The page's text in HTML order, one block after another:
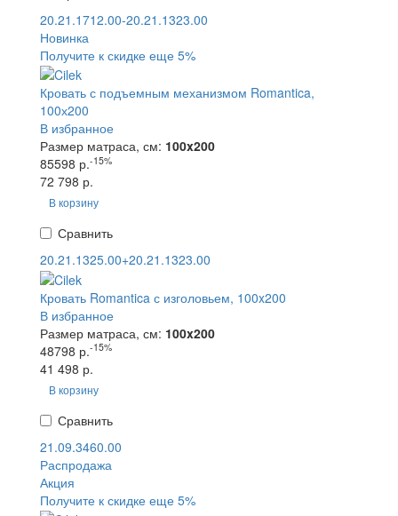
20.21.1712.00-20.21.1323.00
Новинка
Получите к скидке еще 5%
Кровать с подъемным механизмом Romantica,
100х200
В избранное
Размер матраса, см: 100x200
85598 р.-15%
72 798 р.
В корзину
Сравнить
20.21.1325.00+20.21.1323.00
Кровать Romantica с изголовьем, 100x200
В избранное
Размер матраса, см: 100x200
48798 р.-15%
41 498 р.
В корзину
Сравнить
21.09.3460.00
Распродажа
Акция
Получите к скидке еще 5%